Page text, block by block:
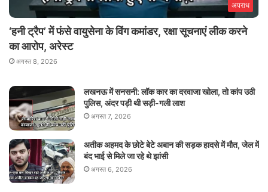
अपराध
‘हनी ट्रैप’ में फंसे वायुसेना के विंग कमांडर, रक्षा सूचनाएं लीक करने
का आरोप, अरेस्ट
अगस्त 8, 2026
लखनऊ में सनसनी: लॉक कार का दरवाजा खोला, तो कांप उठी
पुलिस, अंदर पड़ी थी सड़ी-गली लाश
अगस्त 7, 2026
अतीक अहमद के छोटे बेटे अबान की सड़क हादसे में मौत, जेल में
बंद भाई से मिले जा रहे थे झांसी
अगस्त 6, 2026